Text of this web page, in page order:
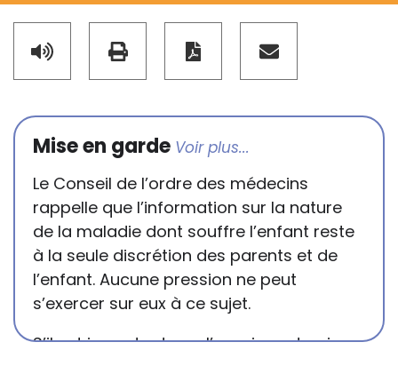
Mise en garde
Le Conseil de l’ordre des médecins
rappelle que l’information sur la nature
de la maladie dont souffre l’enfant reste
à la seule discrétion des parents et de
l’enfant. Aucune pression ne peut
s’exercer sur eux à ce sujet.
S’il est important que l’enseignant puisse